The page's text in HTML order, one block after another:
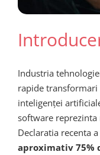
Industria
rapide
inteligenței
software
Declaratia recenta
aproximativ 75%